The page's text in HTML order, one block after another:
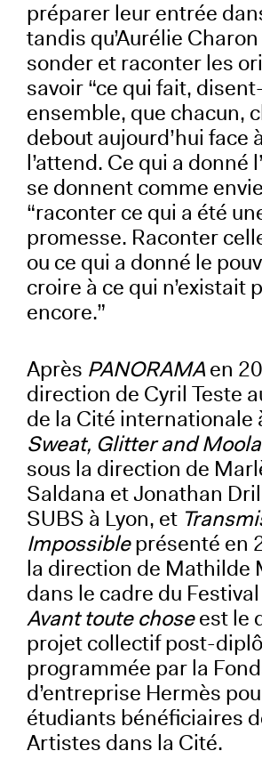
préparer leur entrée
tandis qu’Aurélie
sonder et raconter les
savoir “ce qui fait,
ensemble, que chacun,
debout aujourd’hui face
l’attend. Ce qui a donné
se donnent comme
“raconter ce qui a été
promesse. Raconter
ou ce qui a donné le
croire à ce qui n’existait
encore.”
Après PANORAMAen
direction de Cyril Teste
de la Cité internationale
Sweat, Glitter and
sous la direction de
Saldana et Jonathan
SUBS à Lyon, et
Impossibleprésenté en
la direction de Mathilde
dans le cadre du Festival
Avant toute choseest le
projet collectif post-
programmée par la
d’entreprise Hermès
étudiants bénéficiaires
Artistes dans la Cité.